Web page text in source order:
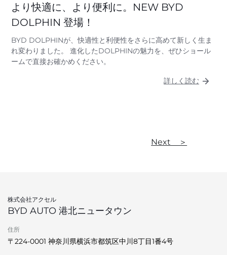
より快適に、より便利に。NEW BYD
DOLPHIN 登場！
BYD DOLPHINが、快適性と利便性をさらに高めて新しく生ま
れ変わりました。 進化したDOLPHINの魅力を、ぜひショール
ームで直接お確かめください。
詳しく読む
Next ＞
株式会社アクセル
BYD AUTO 港北ニュータウン
住所
〒224-0001 神奈川県横浜市都筑区中川8丁目1番4号